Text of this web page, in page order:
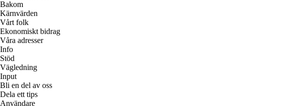
Bakom
Kärnvärden
Vårt folk
Ekonomiskt bidrag
Våra adresser
Info
Stöd
Vägledning
Input
Bli en del av oss
Dela ett tips
Användare